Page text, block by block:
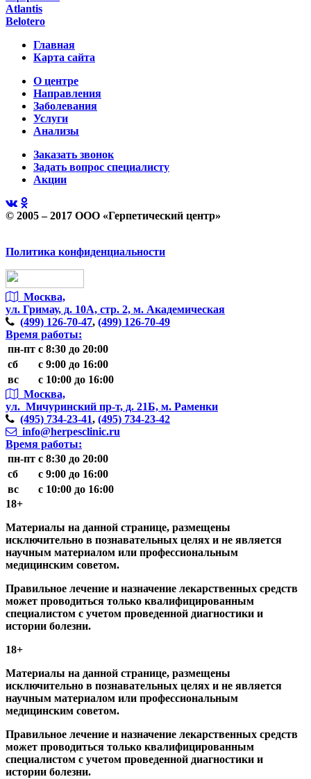
Atlantis
Belotero
Главная
Карта сайта
О центре
Направления
Заболевания
Услуги
Анализы
Заказать звонок
Задать вопрос специалисту
Акции
© 2005 – 2017 ООО «Герпетический центр»
Политика конфиденциальности
Москва,
ул. Гримау, д. 10А, стр. 2, м. Академическая
(499) 126-70-47, (499) 126-70-49
Время работы:
пн-пт с 8:30 до 20:00
сб
с 9:00 до 16:00
вс
с 10:00 до 16:00
Москва,
ул. Мичуринский пр-т, д. 21Б, м. Раменки
(495) 734-23-41, (495) 734-23-42
info@herpesclinic.ru
Время работы:
пн-пт с 8:30 до 20:00
сб
с 9:00 до 16:00
вс
с 10:00 до 16:00
18+
Материалы на данной странице, размещены
исключительно в познавательных целях и не является
научным материалом или профессиональным
медицинским советом.
Правильное лечение и назначение лекарственных средств
может проводиться только квалифицированным
специалистом с учетом проведенной диагностики и
истории болезни.
18+
Материалы на данной странице, размещены
исключительно в познавательных целях и не является
научным материалом или профессиональным
медицинским советом.
Правильное лечение и назначение лекарственных средств
может проводиться только квалифицированным
специалистом с учетом проведенной диагностики и
истории болезни.